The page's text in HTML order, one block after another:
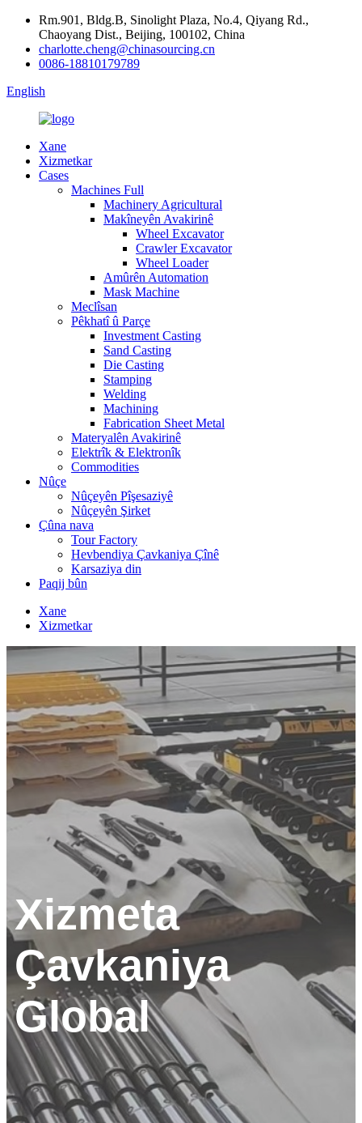
Rm.901, Bldg.B, Sinolight Plaza, No.4, Qiyang Rd.,
Chaoyang Dist., Beijing, 100102, China
charlotte.cheng@chinasourcing.cn
0086-18810179789
English
Xane
Xizmetkar
Cases
Machines Full
Machinery Agricultural
Makîneyên Avakirinê
Wheel Excavator
Crawler Excavator
Wheel Loader
Amûrên Automation
Mask Machine
Meclîsan
Pêkhatî û Parçe
Investment Casting
Sand Casting
Die Casting
Stamping
Welding
Machining
Fabrication Sheet Metal
Materyalên Avakirinê
Elektrîk & Elektronîk
Commodities
Nûçe
Nûçeyên Pîşesaziyê
Nûçeyên Şirket
Çûna nava
Tour Factory
Hevbendiya Çavkaniya Çînê
Karsaziya din
Paqij bûn
Xane
Xizmetkar
Xizmeta
Çavkaniya
Global